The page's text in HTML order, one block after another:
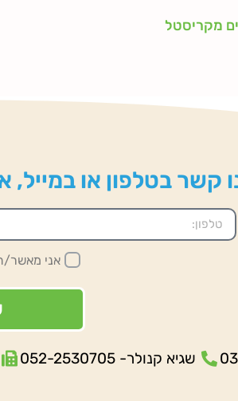
מקריסטל
קשר בטלפון או
אני
שגיא קנולר- 052-2530705